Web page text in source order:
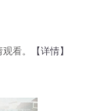
看。 【详情】